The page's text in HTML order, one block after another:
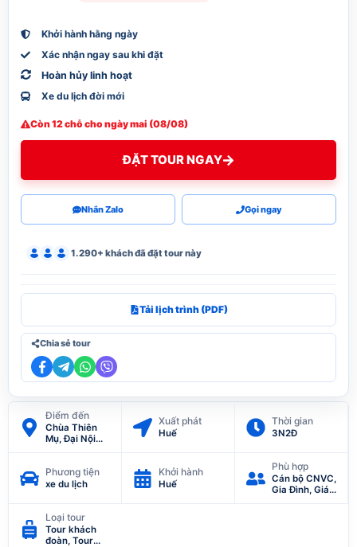
Khởi hành hằng ngày
Xác nhận ngay sau khi đặt
Hoàn hủy linh hoạt
Xe du lịch đời mới
Còn 12 chỗ cho ngày mai (08/08)
ĐẶT TOUR NGAY
Nhắn Zalo Gọi ngay
1.290+ khách đã đặt tour này
Tải lịch trình (PDF)
Chia sẻ tour
Điểm đến
Chùa Thiên
Mụ, Đại Nội
Lăng vua Tự
Đức
Xuất phát
Huế
Thời gian
3N2Đ
Phương tiện
xe du lịch
Khởi hành
Huế
Phù hợp
Cán bộ CNVC,
Gia Đình, Giáo
Loại tour
Tour khách
đoàn, Tour